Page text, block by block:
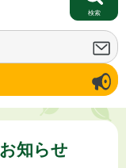
検索
知らせ